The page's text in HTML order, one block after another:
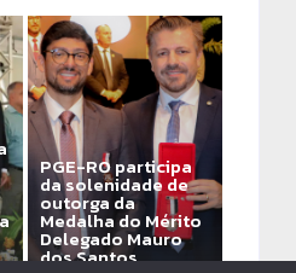
PGE-RO participa
da solenidade de
outorga da
Medalha do Mérito
Delegado Mauro
dos Santos